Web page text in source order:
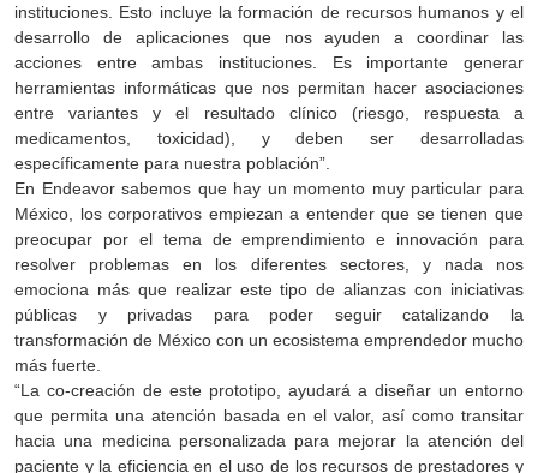
instituciones. Esto incluye la formación de recursos humanos y el
desarrollo de aplicaciones que nos ayuden a coordinar las
acciones entre ambas instituciones. Es importante generar
herramientas informáticas que nos permitan hacer asociaciones
entre variantes y el resultado clínico (riesgo, respuesta a
medicamentos, toxicidad), y deben ser desarrolladas
específicamente para nuestra población”.
En Endeavor sabemos que hay un momento muy particular para
México, los corporativos empiezan a entender que se tienen que
preocupar por el tema de emprendimiento e innovación para
resolver problemas en los diferentes sectores, y nada nos
emociona más que realizar este tipo de alianzas con iniciativas
públicas y privadas para poder seguir catalizando la
transformación de México con un ecosistema emprendedor mucho
más fuerte.
“La co-creación de este prototipo, ayudará a diseñar un entorno
que permita una atención basada en el valor, así como transitar
hacia una medicina personalizada para mejorar la atención del
paciente y la eficiencia en el uso de los recursos de prestadores y